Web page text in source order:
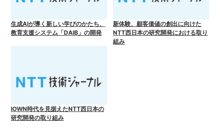
生成AIが導く新しい学びのかたち、
教育支援システム「DAIB」の開発
新体験、顧客価値の創出に向けた
NTT西日本の研究開発における取り
組み
IOWN時代を見据えたNTT西日本の
研究開発の取り組み